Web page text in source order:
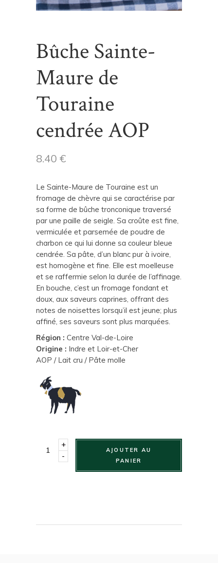
Bûche Sainte-
Maure de
Touraine
cendrée AOP
8.40 €
Le Sainte-Maure de Touraine est un
fromage de chèvre qui se caractérise par
sa forme de bûche tronconique traversé
par une paille de seigle. Sa croûte est fine,
vermiculée et parsemée de poudre de
charbon ce qui lui donne sa couleur bleue
cendrée. Sa pâte, d’un blanc pur à ivoire,
est homogène et fine. Elle est moelleuse
et se raffermie selon la durée de l’affinage.
En bouche, c’est un fromage fondant et
doux, aux saveurs caprines, offrant des
notes de noisettes lorsqu’il est jeune; plus
affiné, ses saveurs sont plus marquées.
Région : Centre Val-de-Loire
Origine : Indre et Loir-et-Cher
AOP / Lait cru / Pâte molle
-
+
AJOUTER AU
PANIER